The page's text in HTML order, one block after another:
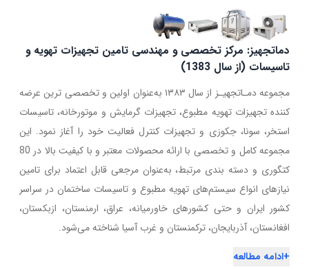
دماتجهیز: مرکز تخصصی و مهندسی تامین تجهیزات تهویه و
تاسیسات (از سال 1383)
مجموعه دمـاتجهیـز از سال ۱۳۸۳ به‌عنوان اولین و تخصصی ترین عرضه
کننده تجهیزات تهویه مطبوع، تجهیزات گرمایش و موتورخانه، تاسیسات
استخر، سونا، جکوزی و تجهیزات کنترل فعالیت خود را آغاز نمود. این
مجموعه کامل و تخصصی با ارائه محصولات معتبر و با کیفیت بالا در 80
کتگوری و دسته بندی مرتبط، به‌عنوان مرجعی قابل اعتماد برای تامین
نیازهای انواع سیستم‌های تهویه مطبوع و تاسیسات ساختمان در سراسر
کشور ایران و حتی کشورهای خاورمیانه، عراق، ارمنستان، ازبکستان،
افغانستان، آذربایجان، ترکمنستان و غرب آسیا شناخته می‌شود.
+ادامه مطالعه